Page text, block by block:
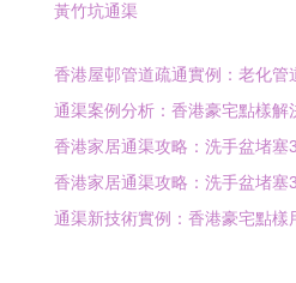
黃竹坑通渠
香港屋邨管道疏通實例：老化管
通渠案例分析：香港豪宅點樣解
香港家居通渠攻略：洗手盆堵塞
香港家居通渠攻略：洗手盆堵塞
通渠新技術實例：香港豪宅點樣